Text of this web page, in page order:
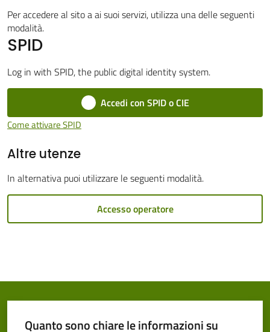
Vivere
Pieve
Cento
Amministrazione
gli
Per accedere al sito a ai suoi servizi, utilizza una delle seguenti
modalità.
SPID
Log in with SPID, the public digital identity system.
Accedi con SPID o CIE
Come attivare SPID
Altre utenze
In alternativa puoi utilizzare le seguenti modalità.
Accesso operatore
Quanto sono chiare le informazioni su